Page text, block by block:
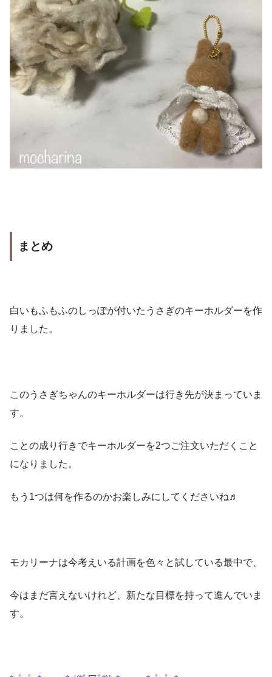
まとめ
白いもふもふのしっぽが付いたうさぎのキーホルダーを作
りました。
このうさぎちゃんのキーホルダーは行き先が決まっていま
す。
ことの成り行きでキーホルダーを2つご注文いただくこと
になりました。
もう1つは何を作るのかお楽しみにしてくださいね♬
モカリーナは今考えいる計画を色々と試している最中で、
今はまだ言えないけれど、新たな目標を持って進んでいま
す。